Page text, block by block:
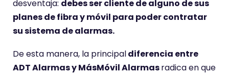
desventaja: debes ser cliente de alguno de sus
planes de fibra y móvil para poder contratar
su sistema de alarmas.
De esta manera, la principaldiferencia entre
ADT Alarmas y MásMóvil Alarmasradica en que